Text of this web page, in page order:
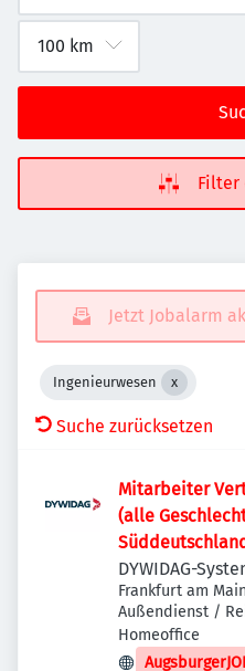
Filter
Jetzt Jobalarm
Ingenieurwesen
Suche zurücksetzen
Mitarbeiter
(alle
Süddeutschland
DYWIDAG-
Frankfurt am
Außendienst /
Homeoffice